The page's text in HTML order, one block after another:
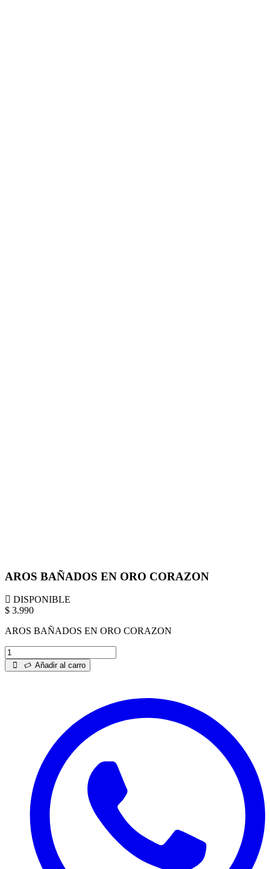
AROS BAÑADOS EN ORO CORAZON
DISPONIBLE
$ 3.990
AROS BAÑADOS EN ORO CORAZON
Añadir al carro